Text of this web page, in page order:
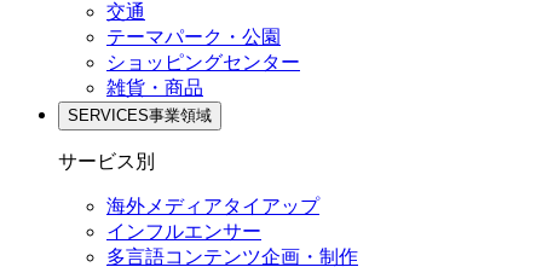
交通
テーマパーク・公園
ショッピングセンター
雑貨・商品
SERVICES事業領域
サービス別
海外メディアタイアップ
インフルエンサー
多言語コンテンツ企画・制作